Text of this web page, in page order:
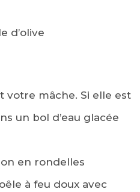
d’olive
votre mâche. Si elle est
un bol d’eau glacée
en rondelles
à feu doux avec